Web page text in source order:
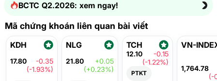
BCTC Q2.2026: xem ngay!
Mã chứng khoán liên quan bài viết
KDH
17.80
-0.35
(-1.93%)
NLG
21.80
+0.05
(+0.23%)
TCH
12.10
-0.15
(-1.22%)
PTKT
VN-
1,764.78
(-